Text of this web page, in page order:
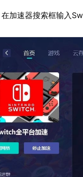
加速器搜索框输入